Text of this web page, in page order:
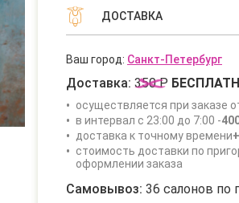
ДОСТАВКА
Ваш город: Санкт-Петербург
Доставка: 350 Р
осуществляется при заказе
в интервал с 23:00 до 7:00 -
доставка к точному времени
стоимость доставки по
оформлении заказа
Самовывоз: 36 салонов по